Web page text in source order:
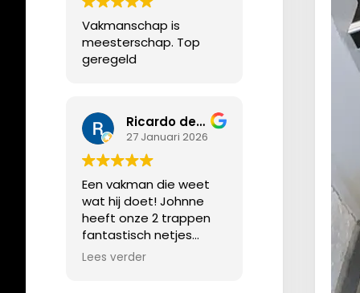
Vakmanschap is
meesterschap. Top
geregeld
Ricardo de Bruijn
27 Januari 2026
Een vakman die weet
wat hij doet! Johnne
heeft onze 2 trappen
fantastisch netjes
gestoffeerd. Het waren
Lees verder